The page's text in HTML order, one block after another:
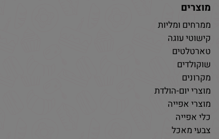
מוצרים
ממרחים ומליות
קישוטי עוגה
טארטלטים
שוקולדים
מקרונים
מוצרי יום-הולדת
מוצרי אפייה
כלי אפייה
צבעי מאכל